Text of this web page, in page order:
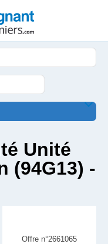
Unité
(94G13) -
Offre n°2661065